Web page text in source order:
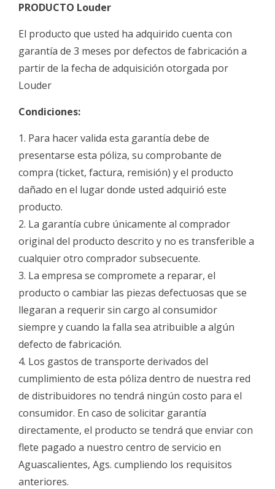
PRODUCTO Louder
El producto que usted ha adquirido cuenta con
garantía de 3 meses por defectos de fabricación a
partir de la fecha de adquisición otorgada por
Louder
Condiciones:
1. Para hacer valida esta garantía debe de
presentarse esta póliza, su comprobante de
compra (ticket, factura, remisión) y el producto
dañado en el lugar donde usted adquirió este
producto.
2. La garantía cubre únicamente al comprador
original del producto descrito y no es transferible a
cualquier otro comprador subsecuente.
3. La empresa se compromete a reparar, el
producto o cambiar las piezas defectuosas que se
llegaran a requerir sin cargo al consumidor
siempre y cuando la falla sea atribuible a algún
defecto de fabricación.
4. Los gastos de transporte derivados del
cumplimiento de esta póliza dentro de nuestra red
de distribuidores no tendrá ningún costo para el
consumidor. En caso de solicitar garantía
directamente, el producto se tendrá que enviar con
flete pagado a nuestro centro de servicio en
Aguascalientes, Ags. cumpliendo los requisitos
anteriores.